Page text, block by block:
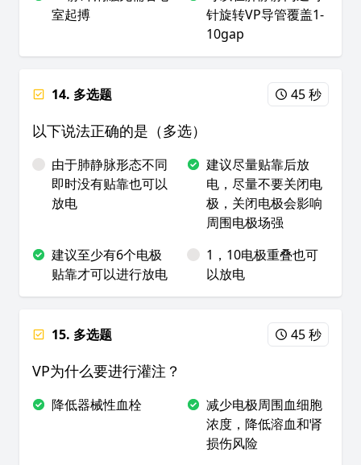
室起搏
针旋转VP导管覆盖1-
10gap
14. 多选题 45 秒
以下说法正确的是（多选）
由于肺静脉形态不同
即时没有贴靠也可以
放电
建议尽量贴靠后放
电，尽量不要关闭电
极，关闭电极会影响
周围电极场强
建议至少有6个电极
贴靠才可以进行放电
1，10电极重叠也可
以放电
15. 多选题 45 秒
VP为什么要进行灌注？
降低器械性血栓
减少电极周围血细胞
浓度，降低溶血和肾
损伤风险